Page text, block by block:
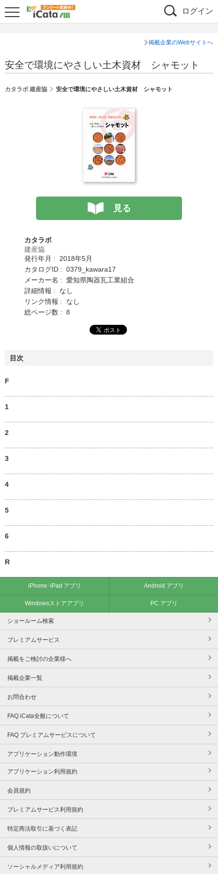
ログイン
掲載企業のWebサイトへ
安全で環境にやさしい土木資材 シャモット
カタラボ 建産協 安全で環境にやさしい土木資材 シャモット
見る
カタラボ
建産協
発行年月 : 2018年5月
カタログID : 0379_kawara17
メーカー名 : 愛知県陶器瓦工業組合
詳細情報 : なし
リンク情報 : なし
総ページ数 : 8
目次
F
1
2
3
4
5
6
R
iPhone･iPad アプリ Android アプリ
Windowsストアアプリ PC アプリ
ショールーム検索
プレミアムサービス
掲載をご検討の企業様へ
掲載企業一覧
お問合わせ
FAQ iCata全般について
FAQ プレミアムサービスについて
アプリケーション動作環境
アプリケーション利用規約
会員規約
プレミアムサービス利用規約
特定商法取引に基づく表記
個人情報の取扱いについて
ソーシャルメディア利用規約